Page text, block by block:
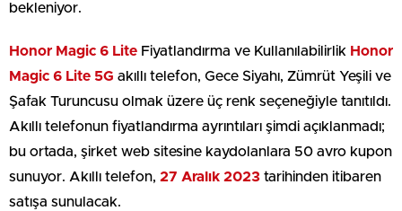
bekleniyor.
Honor Magic 6 Lite Fiyatlandırma ve Kullanılabilirlik Honor
Magic 6 Lite 5G akıllı telefon, Gece Siyahı, Zümrüt Yeşili ve
Şafak Turuncusu olmak üzere üç renk seçeneğiyle tanıtıldı.
Akıllı telefonun fiyatlandırma ayrıntıları şimdi açıklanmadı;
bu ortada, şirket web sitesine kaydolanlara 50 avro kupon
sunuyor. Akıllı telefon, 27 Aralık 2023 tarihinden itibaren
satışa sunulacak.